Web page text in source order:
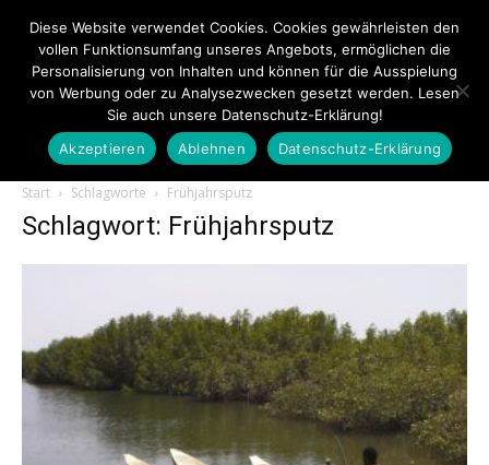
Touristiknews.de
Touristiknews
und
Start Schlagworte Frühjahrsputz
Schlagwort: Frühjahrsputz
Diese Website verwendet Cookies. Cookies gewährleisten den
vollen Funktionsumfang unseres Angebots, ermöglichen die
Personalisierung von Inhalten und können für die Ausspielung
von Werbung oder zu Analysezwecken gesetzt werden. Lesen
Sie auch unsere Datenschutz-Erklärung!
Akzeptieren
Ablehnen Datenschutz-Erklärung